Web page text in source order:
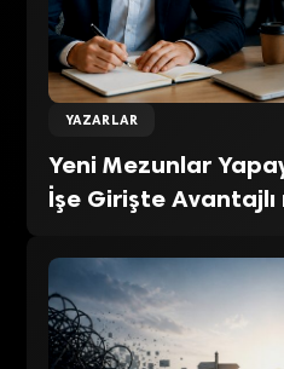
YAZARLAR
Yeni Mezunlar
İşe Girişte Avantajlı